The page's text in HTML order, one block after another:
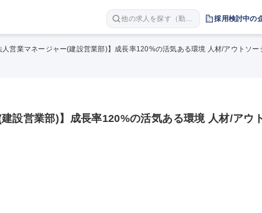
他の求人を探す（勤務
地 職種 年収など）
採用検討中の
人営業マネージャー(建設営業部)】成長率120%の活気ある環境 人材/アウトソー
設営業部)】成長率120%の活気ある環境 人材/アウ